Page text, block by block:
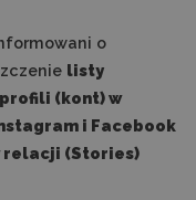
o
listy
(kont) w
i Facebook
relacji (Stories)